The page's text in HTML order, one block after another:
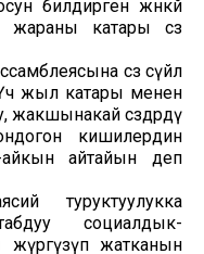
билдирген жөнөкөй
жараны катары сөз
сөз сүйлөө
жыл катары менен
сөздөрдү
кишилердин
айкын айтайын деп
туруктуулукка
социалдык-
жатканын